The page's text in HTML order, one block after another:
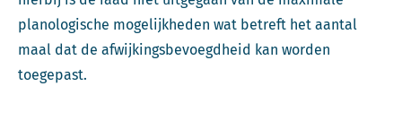
planologische mogelijkheden wat betreft het aantal
maal dat de afwijkingsbevoegdheid kan worden
toegepast.